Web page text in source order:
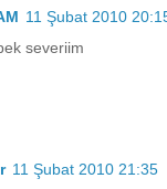
11 Şubat 2010
severiim
11 Şubat 2010 21:35